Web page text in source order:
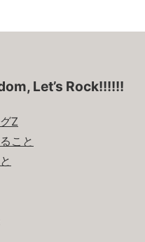
Let’s Rock!!!!!!
Z
こと